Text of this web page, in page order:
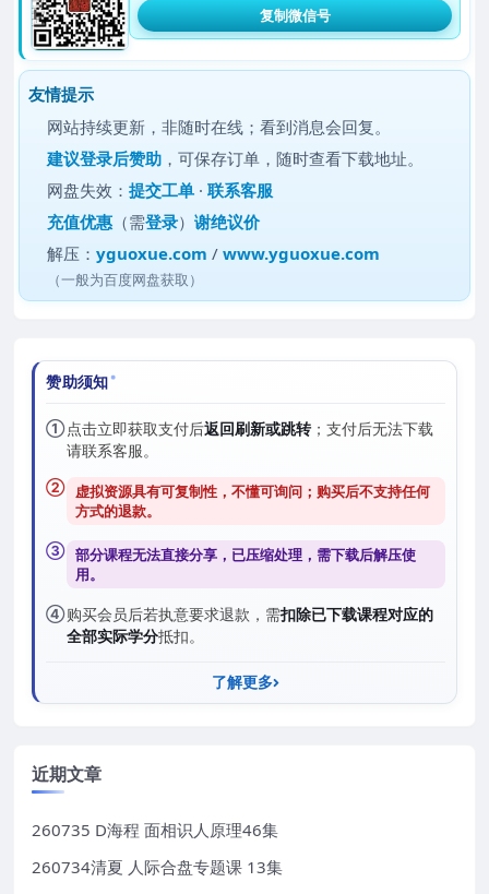
复制微信号
友情提示
网站持续更新，非随时在线；看到消息会回复。
建议登录后赞助 ，可保存订单，随时查看下载地址。
网盘失效：提交工单 ·联系客服
充值优惠 （需登录）谢绝议价
解压：yguoxue.com /www.yguoxue.com
（一般为百度网盘获取）
赞助须知
①点击立即获取支付后返回刷新或跳转；支付后无法下载
请联系客服。
② 虚拟资源具有可复制性，不懂可询问；购买后不支持任何
方式的退款。
③ 部分课程无法直接分享，已压缩处理，需下载后解压使
用。
④购买会员后若执意要求退款，需扣除已下载课程对应的
全部实际学分抵扣。
了解更多
近期文章
260735 D海程 面相识人原理46集
260734清夏 人际合盘专题课 13集